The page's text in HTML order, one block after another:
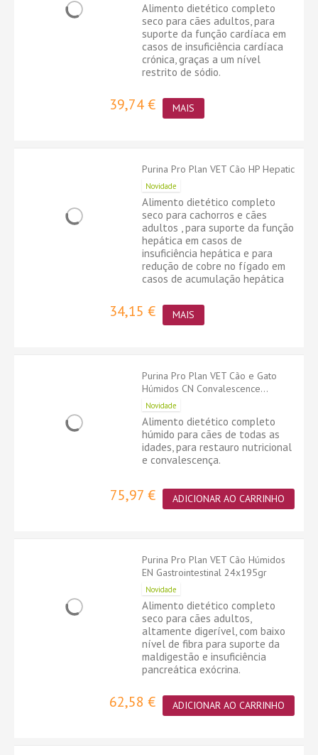
Alimento dietético completo
seco para cães adultos, para
suporte da função cardíaca em
casos de insuficiência cardíaca
crónica, graças a um nível
restrito de sódio.
39,74 € MAIS
Purina Pro Plan VET Cão HP Hepatic
Novidade
Alimento dietético completo
seco para cachorros e cães
adultos , para suporte da função
hepática em casos de
insuficiência hepática e para
redução de cobre no fígado em
casos de acumulação hepática
34,15 € MAIS
Purina Pro Plan VET Cão e Gato
Húmidos CN Convalescence...
Novidade
Alimento dietético completo
húmido para cães de todas as
idades, para restauro nutricional
e convalescença.
75,97 € ADICIONAR AO CARRINHO
Purina Pro Plan VET Cão Húmidos
EN Gastrointestinal 24x195gr
Novidade
Alimento dietético completo
seco para cães adultos,
altamente digerível, com baixo
nível de fibra para suporte da
maldigestão e insuficiência
pancreática exócrina.
62,58 € ADICIONAR AO CARRINHO